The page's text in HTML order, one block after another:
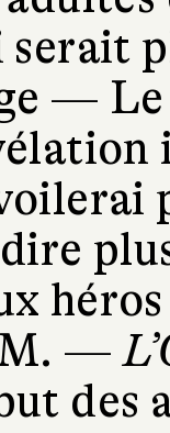
serait
—
héros
—
des